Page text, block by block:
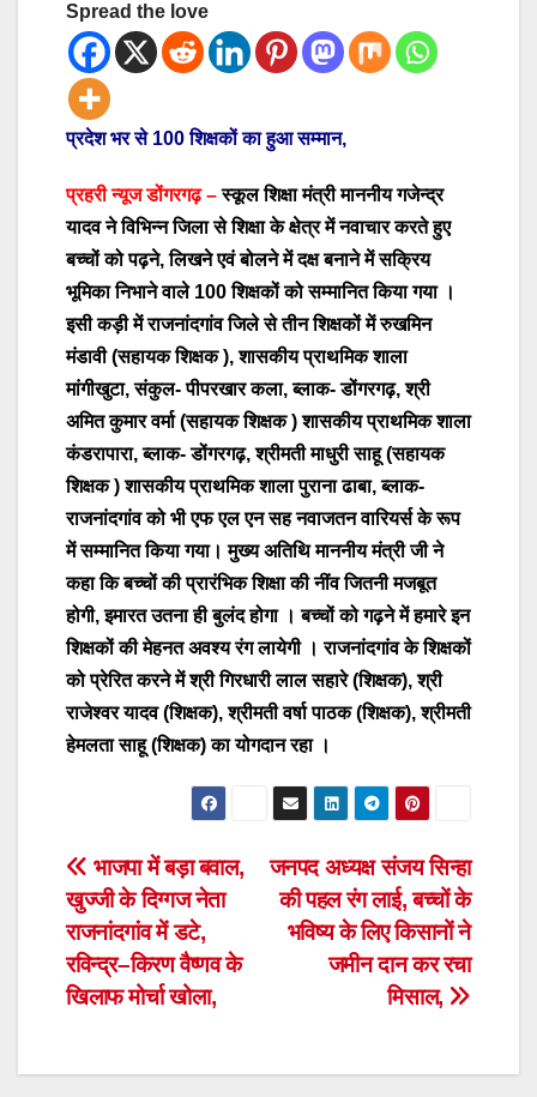
Spread the love
प्रदेश भर से 100 शिक्षकों का हुआ सम्मान,
प्रहरी न्यूज डोंगरगढ़ –स्कूल शिक्षा मंत्री माननीय गजेन्द्र
यादव ने विभिन्न जिला से शिक्षा के क्षेत्र में नवाचार करते हुए
बच्चों को पढ़ने, लिखने एवं बोलने में दक्ष बनाने में सक्रिय
भूमिका निभाने वाले 100 शिक्षकों को सम्मानित किया गया ।
इसी कड़ी में राजनांदगांव जिले से तीन शिक्षकों में रुखमिन
मंडावी (सहायक शिक्षक ), शासकीय प्राथमिक शाला
मांगीखुटा, संकुल- पीपरखार कला, ब्लाक- डोंगरगढ़, श्री
अमित कुमार वर्मा (सहायक शिक्षक ) शासकीय प्राथमिक शाला
कंडरापारा, ब्लाक- डोंगरगढ़, श्रीमती माधुरी साहू (सहायक
शिक्षक ) शासकीय प्राथमिक शाला पुराना ढाबा, ब्लाक-
राजनांदगांव को भी एफ एल एन सह नवाजतन वारियर्स के रूप
में सम्मानित किया गया। मुख्य अतिथि माननीय मंत्री जी ने
कहा कि बच्चों की प्रारंभिक शिक्षा की नींव जितनी मजबूत
होगी, इमारत उतना ही बुलंद होगा । बच्चों को गढ़ने में हमारे इन
शिक्षकों की मेहनत अवश्य रंग लायेगी । राजनांदगांव के शिक्षकों
को प्रेरित करने में श्री गिरधारी लाल सहारे (शिक्षक), श्री
राजेश्वर यादव (शिक्षक), श्रीमती वर्षा पाठक (शिक्षक), श्रीमती
हेमलता साहू (शिक्षक) का योगदान रहा ।
Post
navigation
जनपद अध्यक्ष संजय सिन्हा
की पहल रंग लाई, बच्चों के
भविष्य के लिए किसानों ने
जमीन दान कर रचा
मिसाल,
भाजपा में बड़ा बवाल,
खुज्जी के दिग्गज नेता
राजनांदगांव में डटे,
रविन्द्र–किरण वैष्णव के
खिलाफ मोर्चा खोला,